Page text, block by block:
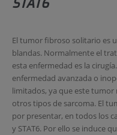
STAT6
El tumor fibroso solitario es
blandas. Normalmente el
esta enfermedad es la
enfermedad avanzada o
limitados, ya que este tumor
otros tipos de sarcoma. El
por presentar, en todos los
y STAT6. Por ello se induce